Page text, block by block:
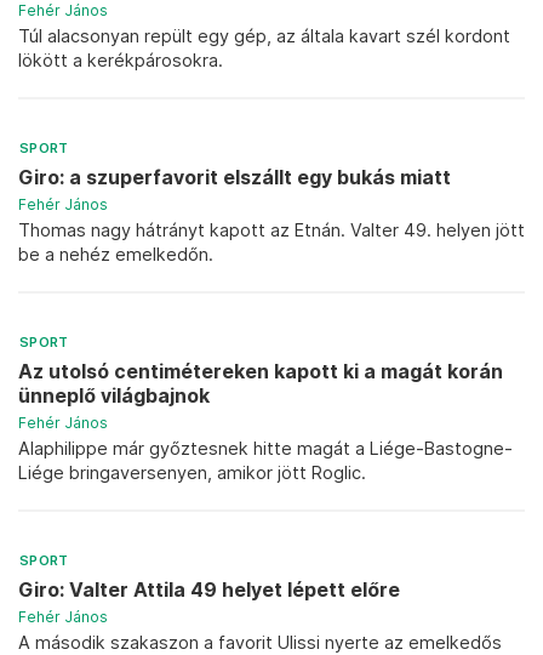
Fehér János
Túl alacsonyan repült egy gép, az általa kavart szél kordont
lökött a kerékpárosokra.
SPORT
Giro: a szuperfavorit elszállt egy bukás miatt
Fehér János
Thomas nagy hátrányt kapott az Etnán. Valter 49. helyen jött
be a nehéz emelkedőn.
SPORT
Az utolsó centimétereken kapott ki a magát korán
ünneplő világbajnok
Fehér János
Alaphilippe már győztesnek hitte magát a Liége-Bastogne-
Liége bringaversenyen, amikor jött Roglic.
SPORT
Giro: Valter Attila 49 helyet lépett előre
Fehér János
A második szakaszon a favorit Ulissi nyerte az emelkedős